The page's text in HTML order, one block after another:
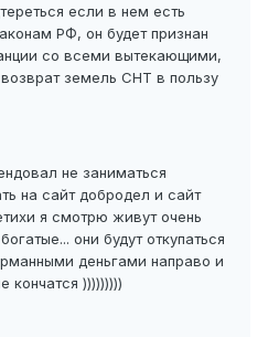
если в нем есть
РФ, он будет признан
со всеми вытекающими,
земель СНТ в пользу
не заниматься
на сайт добродел и сайт
я смотрю живут очень
они будут откупаться
деньгами направо и
кончатся )))))))))